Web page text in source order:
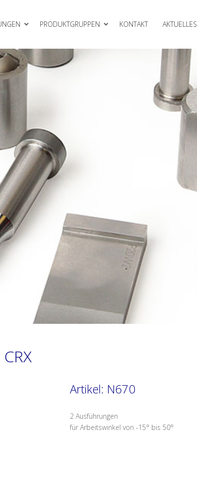
PRODUKTGRUPPEN KONTAKT AKTUELLES
Artikel: N670
2 Ausführungen
für Arbeitswinkel von -15° bis 50°